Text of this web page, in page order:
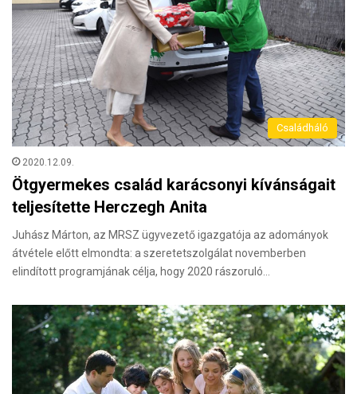
Családháló
2020.12.09.
Ötgyermekes család karácsonyi kívánságait
teljesítette Herczegh Anita
Juhász Márton, az MRSZ ügyvezető igazgatója az adományok
átvétele előtt elmondta: a szeretetszolgálat novemberben
elindított programjának célja, hogy 2020 rászoruló…